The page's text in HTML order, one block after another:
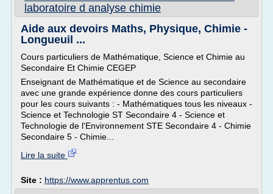
laboratoire d analyse chimie
Aide aux devoirs Maths, Physique, Chimie -
Longueuil ...
Cours particuliers de Mathématique, Science et Chimie au
Secondaire Et Chimie CEGEP
Enseignant de Mathématique et de Science au secondaire
avec une grande expérience donne des cours particuliers
pour les cours suivants : - Mathématiques tous les niveaux -
Science et Technologie ST Secondaire 4 - Science et
Technologie de l'Environnement STE Secondaire 4 - Chimie
Secondaire 5 - Chimie...
Lire la suite
Site : https://www.apprentus.com